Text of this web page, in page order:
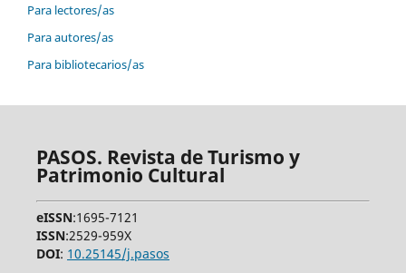
Para lectores/as
Para autores/as
Para bibliotecarios/as
PASOS. Revista de Turismo y
Patrimonio Cultural
eISSN:1695-7121
ISSN:2529-959X
DOI: 10.25145/j.pasos